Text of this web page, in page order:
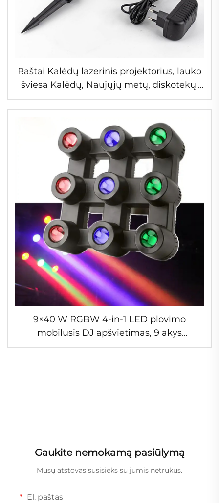
Raštai Kalėdų lazerinis projektorius, lauko
šviesa Kalėdų, Naujųjų metų, diskotekų,
namų švenčių dekoravimui, aukštos
ryškumo
9×40 W RGBW 4-in-1 LED plovimo
mobilusis DJ apšvietimas, 9 akys
spalvingų spindulių aklinamasis
Gaukite nemokamą pasiūlymą
Mūsų atstovas susisieks su jumis netrukus.
El. paštas